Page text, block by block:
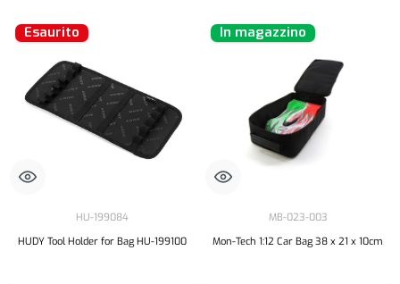
Esaurito
HU-199084
HUDY Tool Holder for Bag HU-199100
In magazzino
MB-023-003
Mon-Tech 1:12 Car Bag 38 x 21 x 10cm